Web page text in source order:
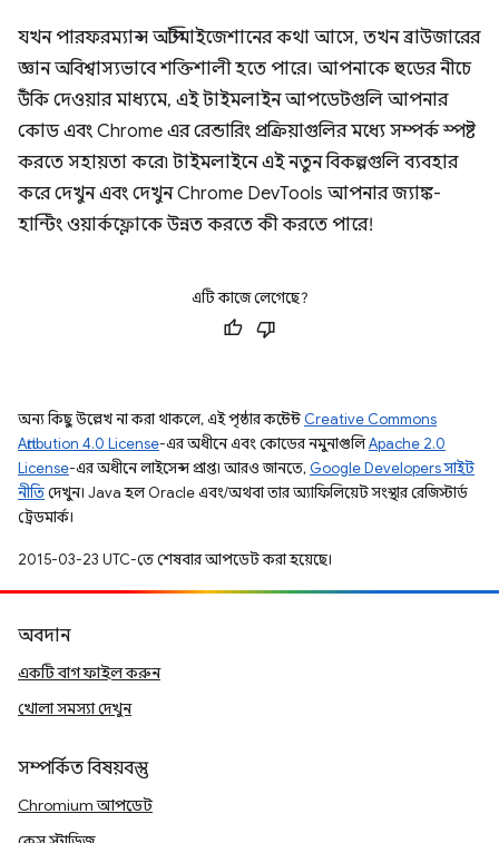
যখন পারফরম্যান্স অপ্টিমাইজেশানের কথা আসে, তখন ব্রাউজারের
জ্ঞান অবিশ্বাস্যভাবে শক্তিশালী হতে পারে। আপনাকে হুডের নীচে
উঁকি দেওয়ার মাধ্যমে, এই টাইমলাইন আপডেটগুলি আপনার
কোড এবং Chrome এর রেন্ডারিং প্রক্রিয়াগুলির মধ্যে সম্পর্ক স্পষ্ট
করতে সহায়তা করে৷ টাইমলাইনে এই নতুন বিকল্পগুলি ব্যবহার
করে দেখুন এবং দেখুন Chrome DevTools আপনার জ্যাঙ্ক-
হান্টিং ওয়ার্কফ্লোকে উন্নত করতে কী করতে পারে!
এটি কাজে লেগেছে?
অন্য কিছু উল্লেখ না করা থাকলে, এই পৃষ্ঠার কন্টেন্ট Creative Commons
Attribution 4.0 License-এর অধীনে এবং কোডের নমুনাগুলিApache 2.0
License-এর অধীনে লাইসেন্স প্রাপ্ত। আরও জানতে, Google Developers সাইট
নীতিদেখুন। Java হল Oracle এবং/অথবা তার অ্যাফিলিয়েট সংস্থার রেজিস্টার্ড
ট্রেডমার্ক।
2015-03-23 UTC-তে শেষবার আপডেট করা হয়েছে।
অবদান
একটি বাগ ফাইল করুন
খোলা সমস্যা দেখুন
সম্পর্কিত বিষয়বস্তু
Chromium আপডেট